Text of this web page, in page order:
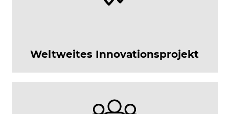
Weltweites Innovationsprojekt
Datenschutz